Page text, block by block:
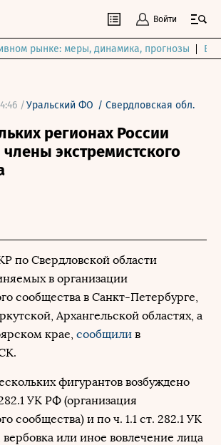
Войти
рынке: меры, динамика, прогнозы
/Уральский ФО / Свердловская обл.
регионах России
экстремистского
по Свердловской области
в организации
сообщества в Санкт-Петербурге,
Архангельской областях, а
крае, сообщили в
фигурантов возбуждено
УК РФ (организация
сообщества) и по ч. 1.1 ст. 282.1 УК
или иное вовлечение лица